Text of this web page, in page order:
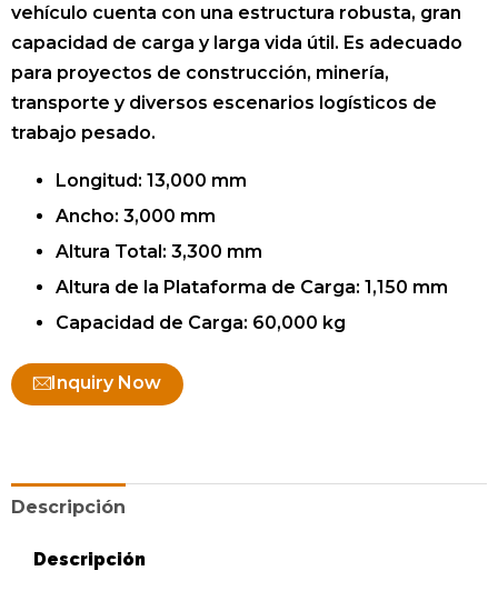
vehículo cuenta con una estructura robusta, gran
capacidad de carga y larga vida útil. Es adecuado
para proyectos de construcción, minería,
transporte y diversos escenarios logísticos de
trabajo pesado.
Longitud: 13,000 mm
Ancho: 3,000 mm
Altura Total: 3,300 mm
Altura de la Plataforma de Carga: 1,150 mm
Capacidad de Carga: 60,000 kg
Inquiry Now
Descripción
Descripción